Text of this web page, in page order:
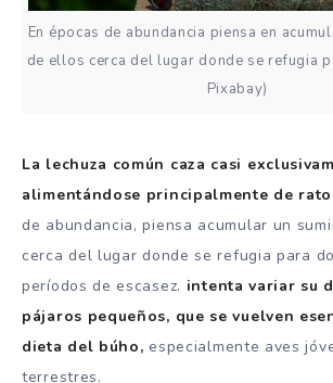
En épocas de abundancia piensa en
de ellos cerca del lugar donde se refugia
Pixabay)
La lechuza común caza casi
alimentándose principalmente de
de abundancia, piensa acumular un
cerca del lugar donde se refugia para
períodos de escasez. intenta variar su
pájaros pequeños, que se vuelven
dieta del búho, especialmente aves
terrestres.